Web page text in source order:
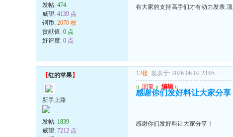
发帖: 474
威望: 4139 点
铜币: 2070 枚
贡献值: 0 点
好评度: 0 点
有大家的支持高手们才有动力发表.
【红的苹果】
新手上路
发帖: 1839
威望: 7212 点
12楼 发表于: 2026-06-02 23:05 ---
u 回复 u 编辑 u
感谢你们发好料让大家分享
感谢你们发好料让大家分享！